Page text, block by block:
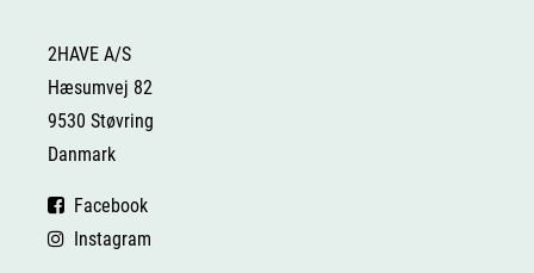
2HAVE A/S
Hæsumvej 82
9530 Støvring
Danmark
Facebook
Instagram